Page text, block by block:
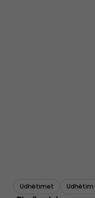
Udhëtimet Udhëtim